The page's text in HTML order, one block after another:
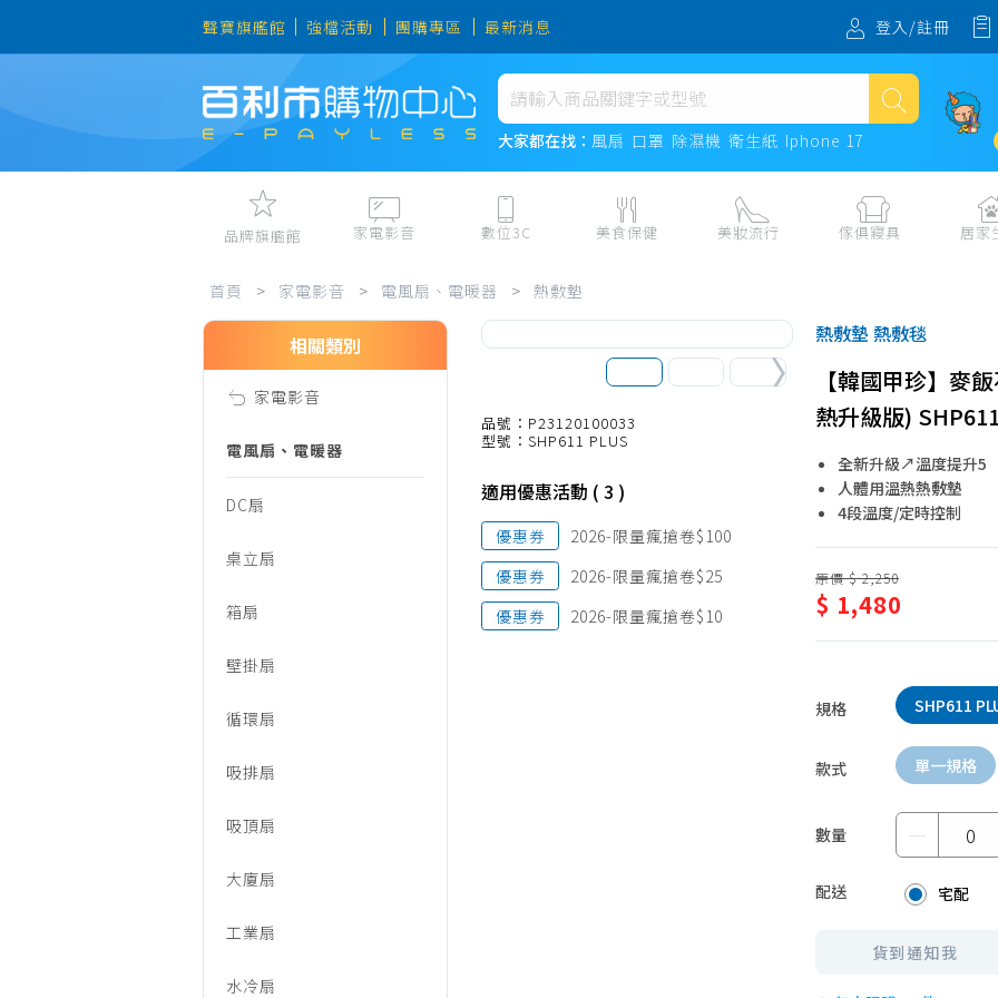
聲寶旗艦館 強檔活動 團購專區 最新消息 登入/註冊
大家都在找： 風扇 口罩 除濕機 衛生紙 Iphone 17
熱門搜尋
風扇
口罩
衛生紙
Iphone 17
品牌旗艦館 家電影音
電冰箱、冷凍櫃
清淨機、除濕機
廚衛三機
數位3C
筆電、桌機
美食保健
紙本票券
水、飲料、沖泡
民生食材、烹飪調味
熟食、小吃、滷味
零食、果乾、肉乾
蛋糕甜點、冰品
生鮮、蔬果 (免稅)
生鮮、蔬果 (應稅)
美妝流行 傢俱寢具
寢具
傢飾百貨
衛浴
開運
園藝植栽
居家
餐廚
生活其他
成人用品🔞
首頁 > 家電影音 > 電風扇、電暖器 > 熱敷墊
相關類別
家電影音
電風扇、電暖器
DC扇
桌立扇
箱扇
壁掛扇
循環扇
吸排扇
吸頂扇
大廈扇
工業扇
水冷扇
品號：P23120100033
型號：SHP611 PLUS
適用優惠活動 ( 3 )
優惠券
2026-限量瘋搶卷$100
優惠券
2026-限量瘋搶卷$25
優惠券
2026-限量瘋搶卷$10
熱敷墊 熱敷毯
【韓國甲珍】麥
熱升級版)
全新升級↗溫度提升5
人體用溫熱熱敷墊
4段溫度/定時控制
原價 $ 2,250
$ 1,480
規格 SHP611
款式 單一規格
數量 －
配送 宅配
貨到通知我